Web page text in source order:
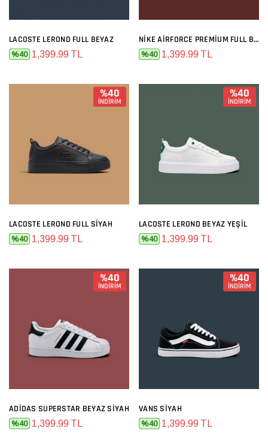
LACOSTE LEROND FULL BEYAZ
%40 1,399.99 TL
NIKE AIRFORCE PREMIUM FULL BEYAZ
%40 1,399.99 TL
%40
İNDİRİM
LACOSTE LEROND FULL SIYAH
%40 1,399.99 TL
%40
İNDİRİM
LACOSTE LEROND BEYAZ YEŞIL
%40 1,399.99 TL
%40
İNDİRİM
ADIDAS SUPERSTAR BEYAZ SIYAH
%40 1,399.99 TL
%40
İNDİRİM
VANS SIYAH
%40 1,399.99 TL